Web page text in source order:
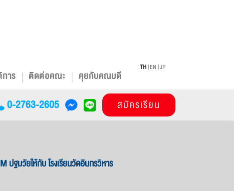
าร ติดต่อคณะ คุยกับคณบดี
TH EN JP
0-2763-2605 สมัครเรียน
ฐมวัยให้กับ โรงเรียนวัดอินทรวิหาร